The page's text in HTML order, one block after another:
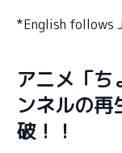
*English follows
アニメ「ち
ンネルの
破！！